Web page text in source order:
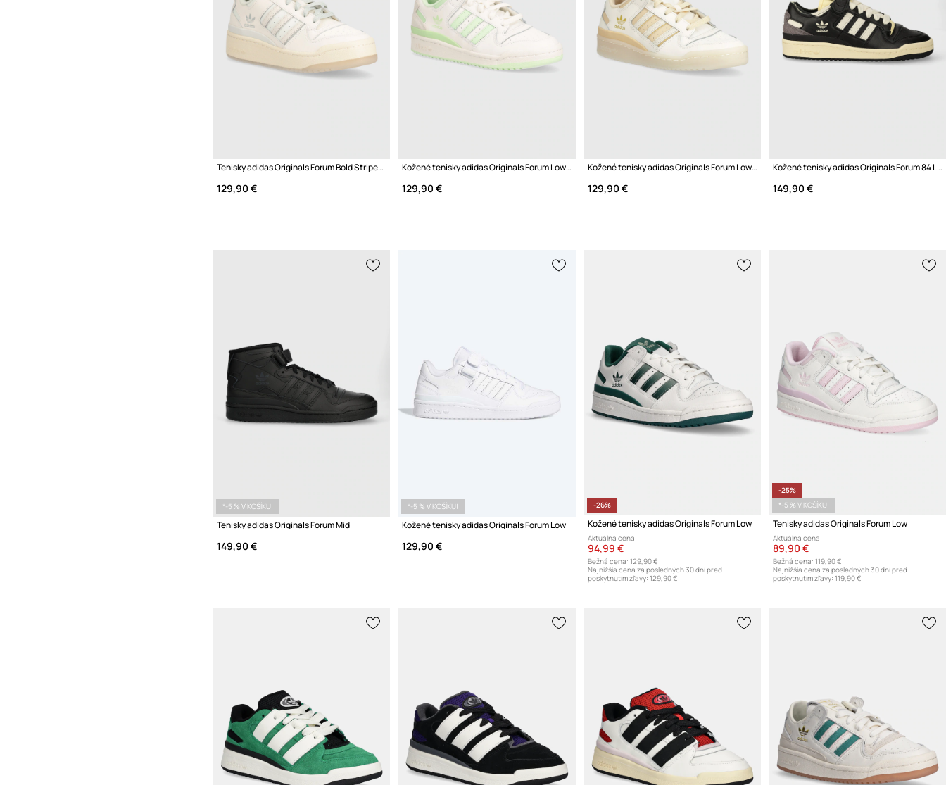
Tenisky adidas Originals Forum Bold Stripes W
129,90 €
Kožené tenisky adidas Originals Forum Low CL W
129,90 €
Kožené tenisky adidas Originals Forum Low CL W
129,90 €
Kožené tenisky adidas Originals Forum 84 Low
149,90 €
*-5 % V KOŠÍKU!
Tenisky adidas Originals Forum Mid
149,90 €
*-5 % V KOŠÍKU!
Kožené tenisky adidas Originals Forum Low
129,90 €
-26%
Kožené tenisky adidas Originals Forum Low
Aktuálna cena:
94,99 €
Bežná cena: 129,90 €
Najnižšia cena za posledných 30 dní pred
poskytnutím zľavy: 129,90 €
-25%
*-5 % V KOŠÍKU!
Tenisky adidas Originals Forum Low
Aktuálna cena:
89,90 €
Bežná cena: 119,90 €
Najnižšia cena za posledných 30 dní pred
poskytnutím zľavy: 119,90 €